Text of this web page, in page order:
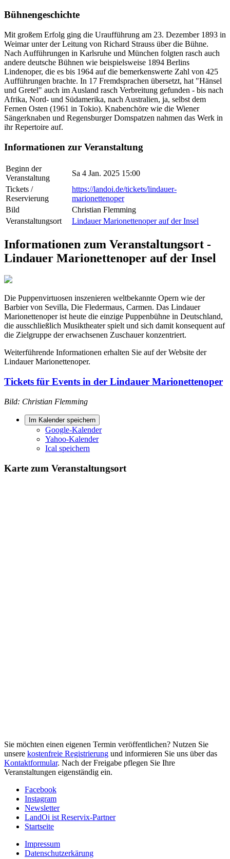
Bühnengeschichte
Mit großem Erfolg ging die Uraufführung am 23. Dezember 1893 in
Weimar unter der Leitung von Richard Strauss über die Bühne.
Nach Aufführungen in Karlsruhe und München folgten rasch auch
andere deutsche Bühnen wie beispielsweise 1894 Berlins
Lindenoper, die es bis 1964 auf die bemerkenswerte Zahl von 425
Aufführungen brachte. In 17 Fremdsprachen übersetzt, hat "Hänsel
und Gretel" auch im Ausland rasch Verbreitung gefunden - bis nach
Afrika, Nord- und Südamerika, nach Australien, ja, selbst dem
Fernen Osten (1961 in Tokio). Knabenchöre wie die Wiener
Sängerknaben und Regensburger Domspatzen nahmen das Werk in
ihr Repertoire auf.
Informationen zur Veranstaltung
Beginn der
Veranstaltung
Sa 4 Jan. 2025 15:00
Tickets /
Reservierung
https://landoi.de/tickets/lindauer-
marionettenoper
Bild
Christian Flemming
Veranstaltungsort
Lindauer Marionettenoper auf der Insel
Informationen zum Veranstaltungsort -
Lindauer Marionettenoper auf der Insel
Die Puppenvirtuosen inszenieren weltbekannte Opern wie der
Barbier von Sevilla, Die Fledermaus, Carmen. Das Lindauer
Marionettenoper ist heute die einzige Puppenbühne in Deutschland,
die ausschließlich Musiktheater spielt und sich damit konsequent auf
die Zielgruppe der erwachsenen Zuschauer konzentriert.
Weiterführende Informationen erhalten Sie auf der Website der
Lindauer Marionettenoper.
Tickets für Events in der Lindauer Marionettenoper
Bild: Christian Flemming
Im Kalender speichern
Google-Kalender
Yahoo-Kalender
Ical speichern
Karte zum Veranstaltungsort
Sie möchten einen eigenen Termin veröffentlichen? Nutzen Sie
unsere kostenfreie Registrierung und informieren Sie uns über das
Kontaktformular. Nach der Freigabe pflegen Sie Ihre
Veranstaltungen eigenständig ein.
Facebook
Instagram
Newsletter
LandOi ist Reservix-Partner
Startseite
Impressum
Datenschutzerkärung